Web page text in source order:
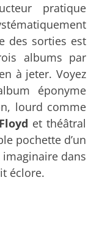
pratique
des sorties est
albums par
à jeter. Voyez
éponyme
lourd comme
et théâtral
pochette d’un
dans
éclore.